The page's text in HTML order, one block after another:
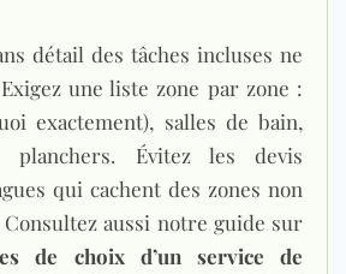
détail des tâches incluses ne
une liste zone par zone :
exactement), salles de bain,
planchers. Évitez les devis
qui cachent des zones non
Consultez aussi notre guide sur
de choix d’un service de